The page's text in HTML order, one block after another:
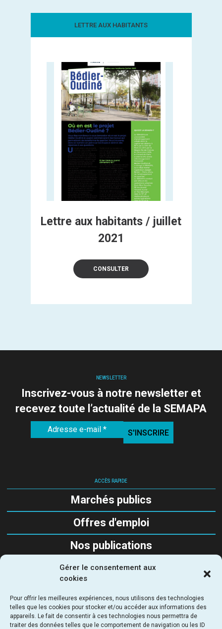
Gérer le consentement aux
cookies
Pour offrir les meilleures expériences, nous utilisons des technologies
telles que les cookies pour stocker et/ou accéder aux informations des
appareils. Le fait de consentir à ces technologies nous permettra de
traiter des données telles que le comportement de navigation ou les ID
LETTRE AUX HABITANTS
Lettre aux habitants / juillet
2021
CONSULTER
NEWSLETTER
Inscrivez-vous à notre newsletter et
recevez toute l’actualité de la SEMAPA
ACCÈS RAPIDE
Marchés publics
Offres d'emploi
Nos publications